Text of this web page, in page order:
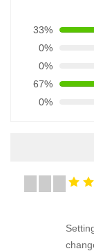
33%
0%
0%
67%
0%